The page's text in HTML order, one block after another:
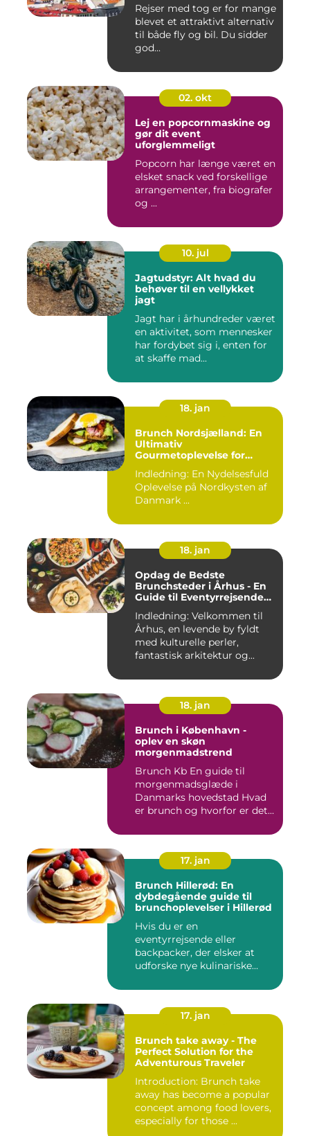
Rejser med tog er for mange
blevet et attraktivt alternativ
til både fly og bil. Du sidder
god...
02. okt
Lej en popcornmaskine og
gør dit event
uforglemmeligt
Popcorn har længe været en
elsket snack ved forskellige
arrangementer, fra biografer
og ...
10. jul
Jagtudstyr: Alt hvad du
behøver til en vellykket
jagt
Jagt har i århundreder været
en aktivitet, som mennesker
har fordybet sig i, enten for
at skaffe mad...
18. jan
Brunch Nordsjælland: En
Ultimativ
Gourmetoplevelse for
Backpackere
Indledning: En Nydelsesfuld
Oplevelse på Nordkysten af
Danmark ...
18. jan
Opdag de Bedste
Brunchsteder i Århus - En
Guide til Eventyrrejsende
Indledning: Velkommen til
Århus, en levende by fyldt
med kulturelle perler,
fantastisk arkitektur og...
18. jan
Brunch i København -
oplev en skøn
morgenmadstrend
Brunch Kb En guide til
morgenmadsglæde i
Danmarks hovedstad Hvad
er brunch og hvorfor er det
17. jan
Brunch Hillerød: En
dybdegående guide til
brunchoplevelser i Hillerød
Hvis du er en
eventyrrejsende eller
backpacker, der elsker at
udforske nye kulinariske
17. jan
Brunch take away - The
Perfect Solution for the
Adventurous Traveler
Introduction: Brunch take
away has become a popular
concept among food lovers,
especially for those ...